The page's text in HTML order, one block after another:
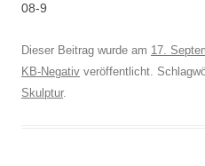
08-9
Dieser Beitrag wurde am 17.
KB-Negativ veröffentlicht.
Skulptur.